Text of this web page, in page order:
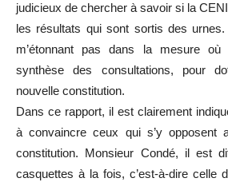
judicieux de chercher à savoir si la
les résultats qui sont sortis des
m’étonnant pas dans la mesure
synthèse des consultations, pour
nouvelle constitution.
Dans ce rapport, il est clairement
à convaincre ceux qui s’y opposent
constitution. Monsieur Condé, il est
casquettes à la fois, c’est-à-dire celle